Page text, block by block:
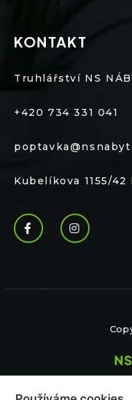
KONTAKT
Truhlářství NS
+420 734 331 041
Kubelíkova 1155/